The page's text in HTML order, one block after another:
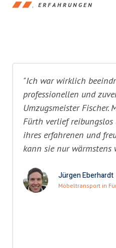
ERFAHRUNGEN
"Ich war wirklich
professionellen und
Umzugsmeister
Fürth verlief
ihres erfahrenen und
kann sie nur wärmstens
Jürgen Eberhardt
Möbeltransport in